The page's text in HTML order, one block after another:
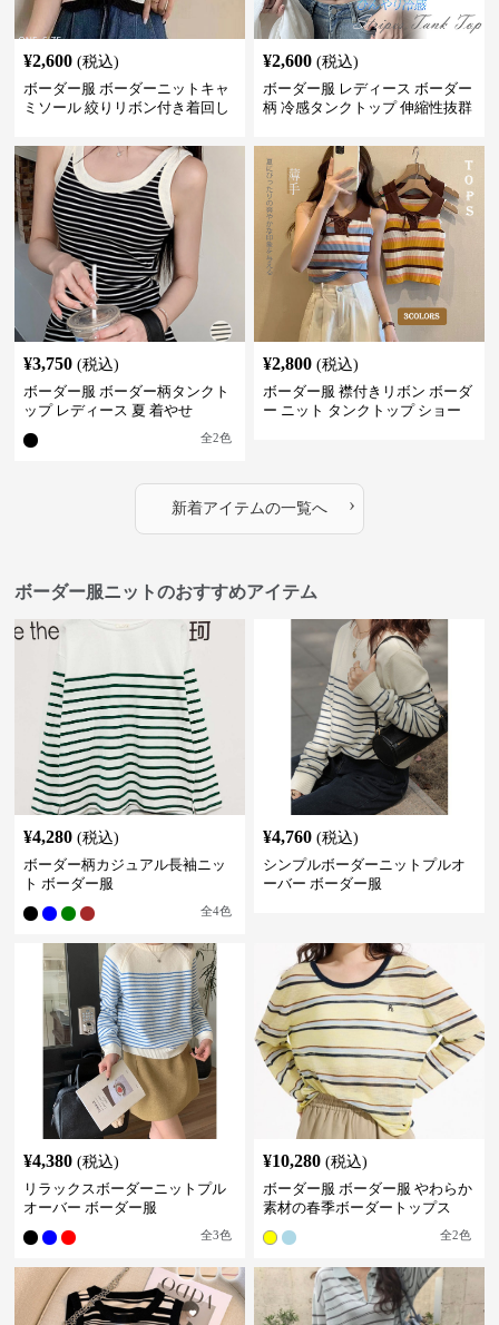
¥2,600 (税込)
ボーダー服 ボーダーニットキャ
ミソール 絞りリボン付き着回し
¥2,600 (税込)
ボーダー服 レディース ボーダー
柄 冷感タンクトップ 伸縮性抜群
¥3,750 (税込)
ボーダー服 ボーダー柄タンクト
ップ レディース 夏 着やせ
全2色
¥2,800 (税込)
ボーダー服 襟付きリボン ボーダ
ー ニット タンクトップ ショー
新着アイテムの一覧へ ›
ボーダー服ニットのおすすめアイテム
¥4,280 (税込)
ボーダー柄カジュアル長袖ニッ
ト ボーダー服
全4色
¥4,760 (税込)
シンプルボーダーニットプルオ
ーバー ボーダー服
¥4,380 (税込)
リラックスボーダーニットプル
オーバー ボーダー服
全3色
¥10,280 (税込)
ボーダー服 ボーダー服 やわらか
素材の春季ボーダートップス
全2色